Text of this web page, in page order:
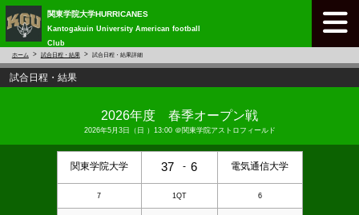
関東学院大学HURRICANES
Kantogakuin University American football
Club
ホーム 試合日程・結果 試合日程・結果詳細
試合日程・結果
2026年度 春季オープン戦
2026年5月3日（日 ）13:00 ＠ 関東学院アストロフィールド
関東学院大学 37 - 6 電気通信大学
7 1QT 6